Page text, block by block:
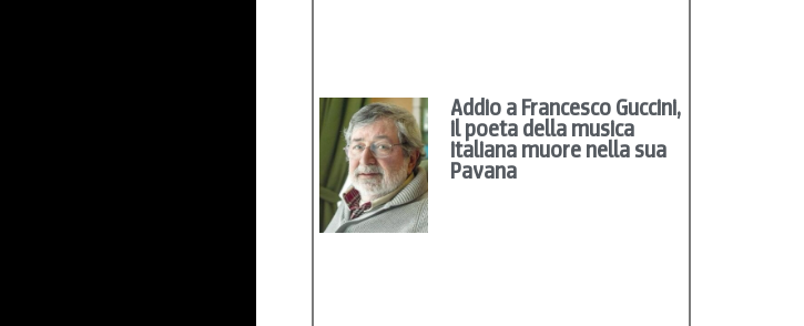
Addio a Francesco Guccini,
il poeta della musica
italiana muore nella sua
Pavana